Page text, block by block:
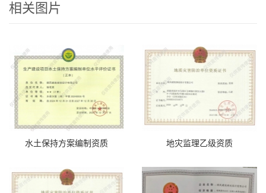
相关图片
水土保持方案编制资质 地灾监理乙级资质